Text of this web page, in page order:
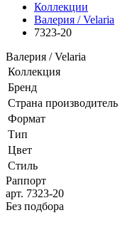
Коллекции
Валерия / Velaria
7323-20
Валерия / Velaria
Коллекция
Бренд
Страна производитель
Формат
Тип
Цвет
Стиль
Раппорт
арт. 7323-20
Без подбора